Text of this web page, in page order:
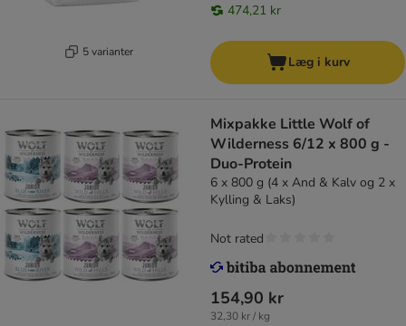
5 varianter
474,21 kr
Læg i kurv
Mixpakke Little Wolf of
Wilderness 6/12 x 800 g -
Duo-Protein
6 x 800 g (4 x And & Kalv og 2 x
Kylling & Laks)
154,90 kr
32,30 kr / kg
Not rated